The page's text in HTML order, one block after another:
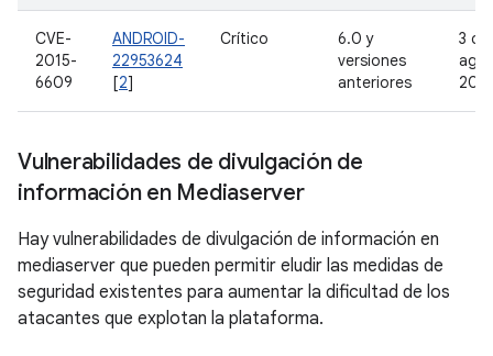
CVE-
2015-
6609
ANDROID-
22953624
[2]
Crítico
6.0 y
versiones
anteriores
3 de
2015
Vulnerabilidades de divulgación de
información en Mediaserver
Hay vulnerabilidades de divulgación de información en
mediaserver que pueden permitir eludir las medidas de
seguridad existentes para aumentar la dificultad de los
atacantes que explotan la plataforma.